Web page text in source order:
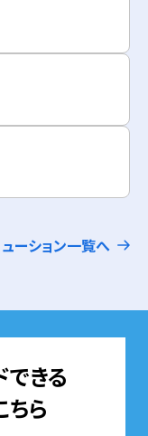
ーション一覧へ
きる
ら